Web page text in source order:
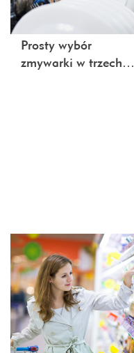
Prosty wybór
zmywarki w trzech…